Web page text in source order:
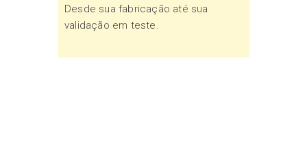
Desde sua fabricação até sua
validação em teste.